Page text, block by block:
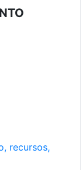
recursos,